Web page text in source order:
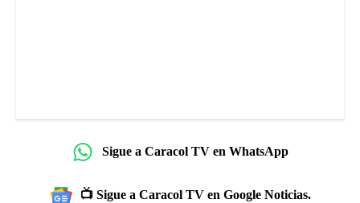
Sigue a Caracol TV en WhatsApp
📺 Sigue a Caracol TV en Google Noticias.